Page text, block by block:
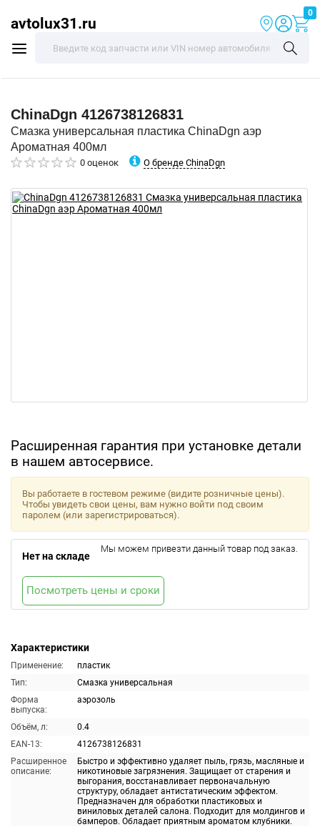
avtolux31.ru
0
ChinaDgn 4126738126831
Смазка универсальная пластика ChinaDgn аэр
Ароматная 400мл
0 оценок О бренде ChinaDgn
Расширенная гарантия при установке детали
в нашем автосервисе.
Характеристики
Применение:
пластик
Тип:
Смазка универсальная
Форма
выпуска:
аэрозоль
Объём, л:
0.4
EAN-13:
4126738126831
Расширенное
описание:
Быстро и эффективно удаляет пыль, грязь, масляные и
никотиновые загрязнения. Защищает от старения и
выгорания, восстанавливает первоначальную
структуру, обладает антистатическим эффектом.
Предназначен для обработки пластиковых и
виниловых деталей салона. Подходит для молдингов и
бамперов. Обладает приятным ароматом клубники.
Вы работаете в гостевом режиме (видите розничные цены).
Чтобы увидеть свои цены, вам нужно войти под своим
паролем (или зарегистрироваться).
Нет на складе
Мы можем привезти данный товар под заказ.
Посмотреть цены и сроки